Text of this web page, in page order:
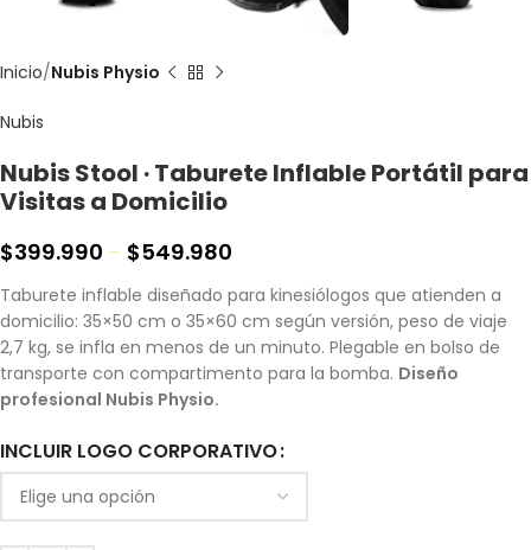
Inicio Nubis Physio
Nubis
Nubis Stool · Taburete Inflable Portátil para
Visitas a Domicilio
$399.990 - $549.980
Taburete inflable diseñado para kinesiólogos que atienden a
domicilio: 35×50 cm o 35×60 cm según versión, peso de viaje
2,7 kg, se infla en menos de un minuto. Plegable en bolso de
transporte con compartimento para la bomba. Diseño
profesional Nubis Physio.
INCLUIR LOGO CORPORATIVO